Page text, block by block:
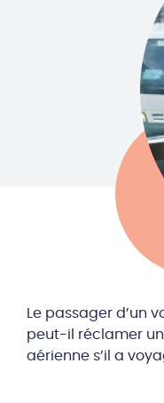
Le passager d’un
peut-il réclamer
aérienne s’il a